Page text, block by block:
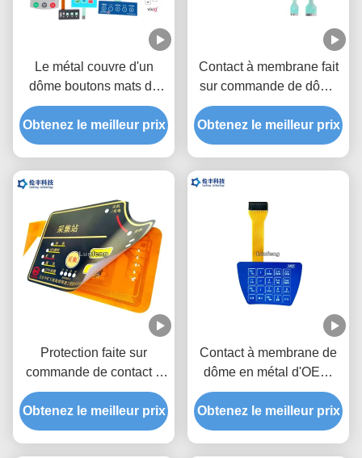
Le métal couvre d'un
dôme boutons mats de
commutateur de clavier
de membrane/brillants
faits sur commande
Obtenez le meilleur prix
Contact à membrane fait
sur commande de dôme
en métal de polyester,
commutateur tactile de
dôme en métal de deux
Obtenez le meilleur prix
Protection faite sur
commande de contact à
membrane de polyester
pour détecter l'instrument
Obtenez le meilleur prix
Contact à membrane de
dôme en métal d'OEM,
commutateur tactile de
dôme en métal de
lancement de 1.0mm
Obtenez le meilleur prix